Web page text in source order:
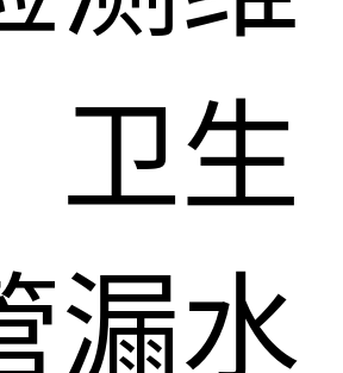
卫生
漏水